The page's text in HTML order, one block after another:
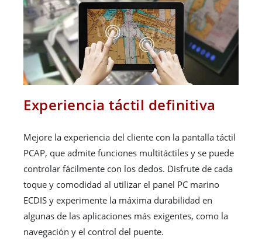
Experiencia táctil definitiva
Mejore la experiencia del cliente con la pantalla táctil
PCAP, que admite funciones multitáctiles y se puede
controlar fácilmente con los dedos. Disfrute de cada
toque y comodidad al utilizar el panel PC marino
ECDIS y experimente la máxima durabilidad en
algunas de las aplicaciones más exigentes, como la
navegación y el control del puente.